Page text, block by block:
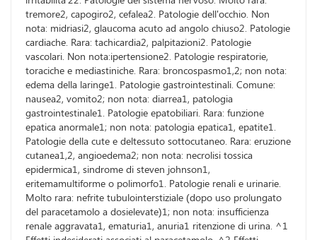
tremore2, capogiro2, cefalea2. Patologie dell'occhio. Non
nota: midriasi2, glaucoma acuto ad angolo chiuso2. Patologie
cardiache. Rara: tachicardia2, palpitazioni2. Patologie
vascolari. Non nota:ipertensione2. Patologie respiratorie,
toraciche e mediastiniche. Rara: broncospasmo1,2; non nota:
edema della laringe1. Patologie gastrointestinali. Comune:
nausea2, vomito2; non nota: diarrea1, patologia
gastrointestinale1. Patologie epatobiliari. Rara: funzione
epatica anormale1; non nota: patologia epatica1, epatite1.
Patologie della cute e deltessuto sottocutaneo. Rara: eruzione
cutanea1,2, angioedema2; non nota: necrolisi tossica
epidermica1, sindrome di steven johnson1,
eritemamultiforme o polimorfo1. Patologie renali e urinarie.
Molto rara: nefrite tubulointerstiziale (dopo uso prolungato
del paracetamolo a dosielevate)1; non nota: insufficienza
renale aggravata1, ematuria1, anuria1 ritenzione di urina. ^1